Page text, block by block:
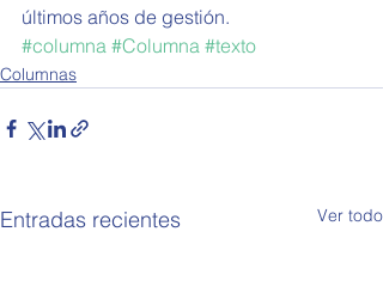
últimos años de gestión.
#columna #Columna #texto
Columnas
Entradas recientes Ver todo